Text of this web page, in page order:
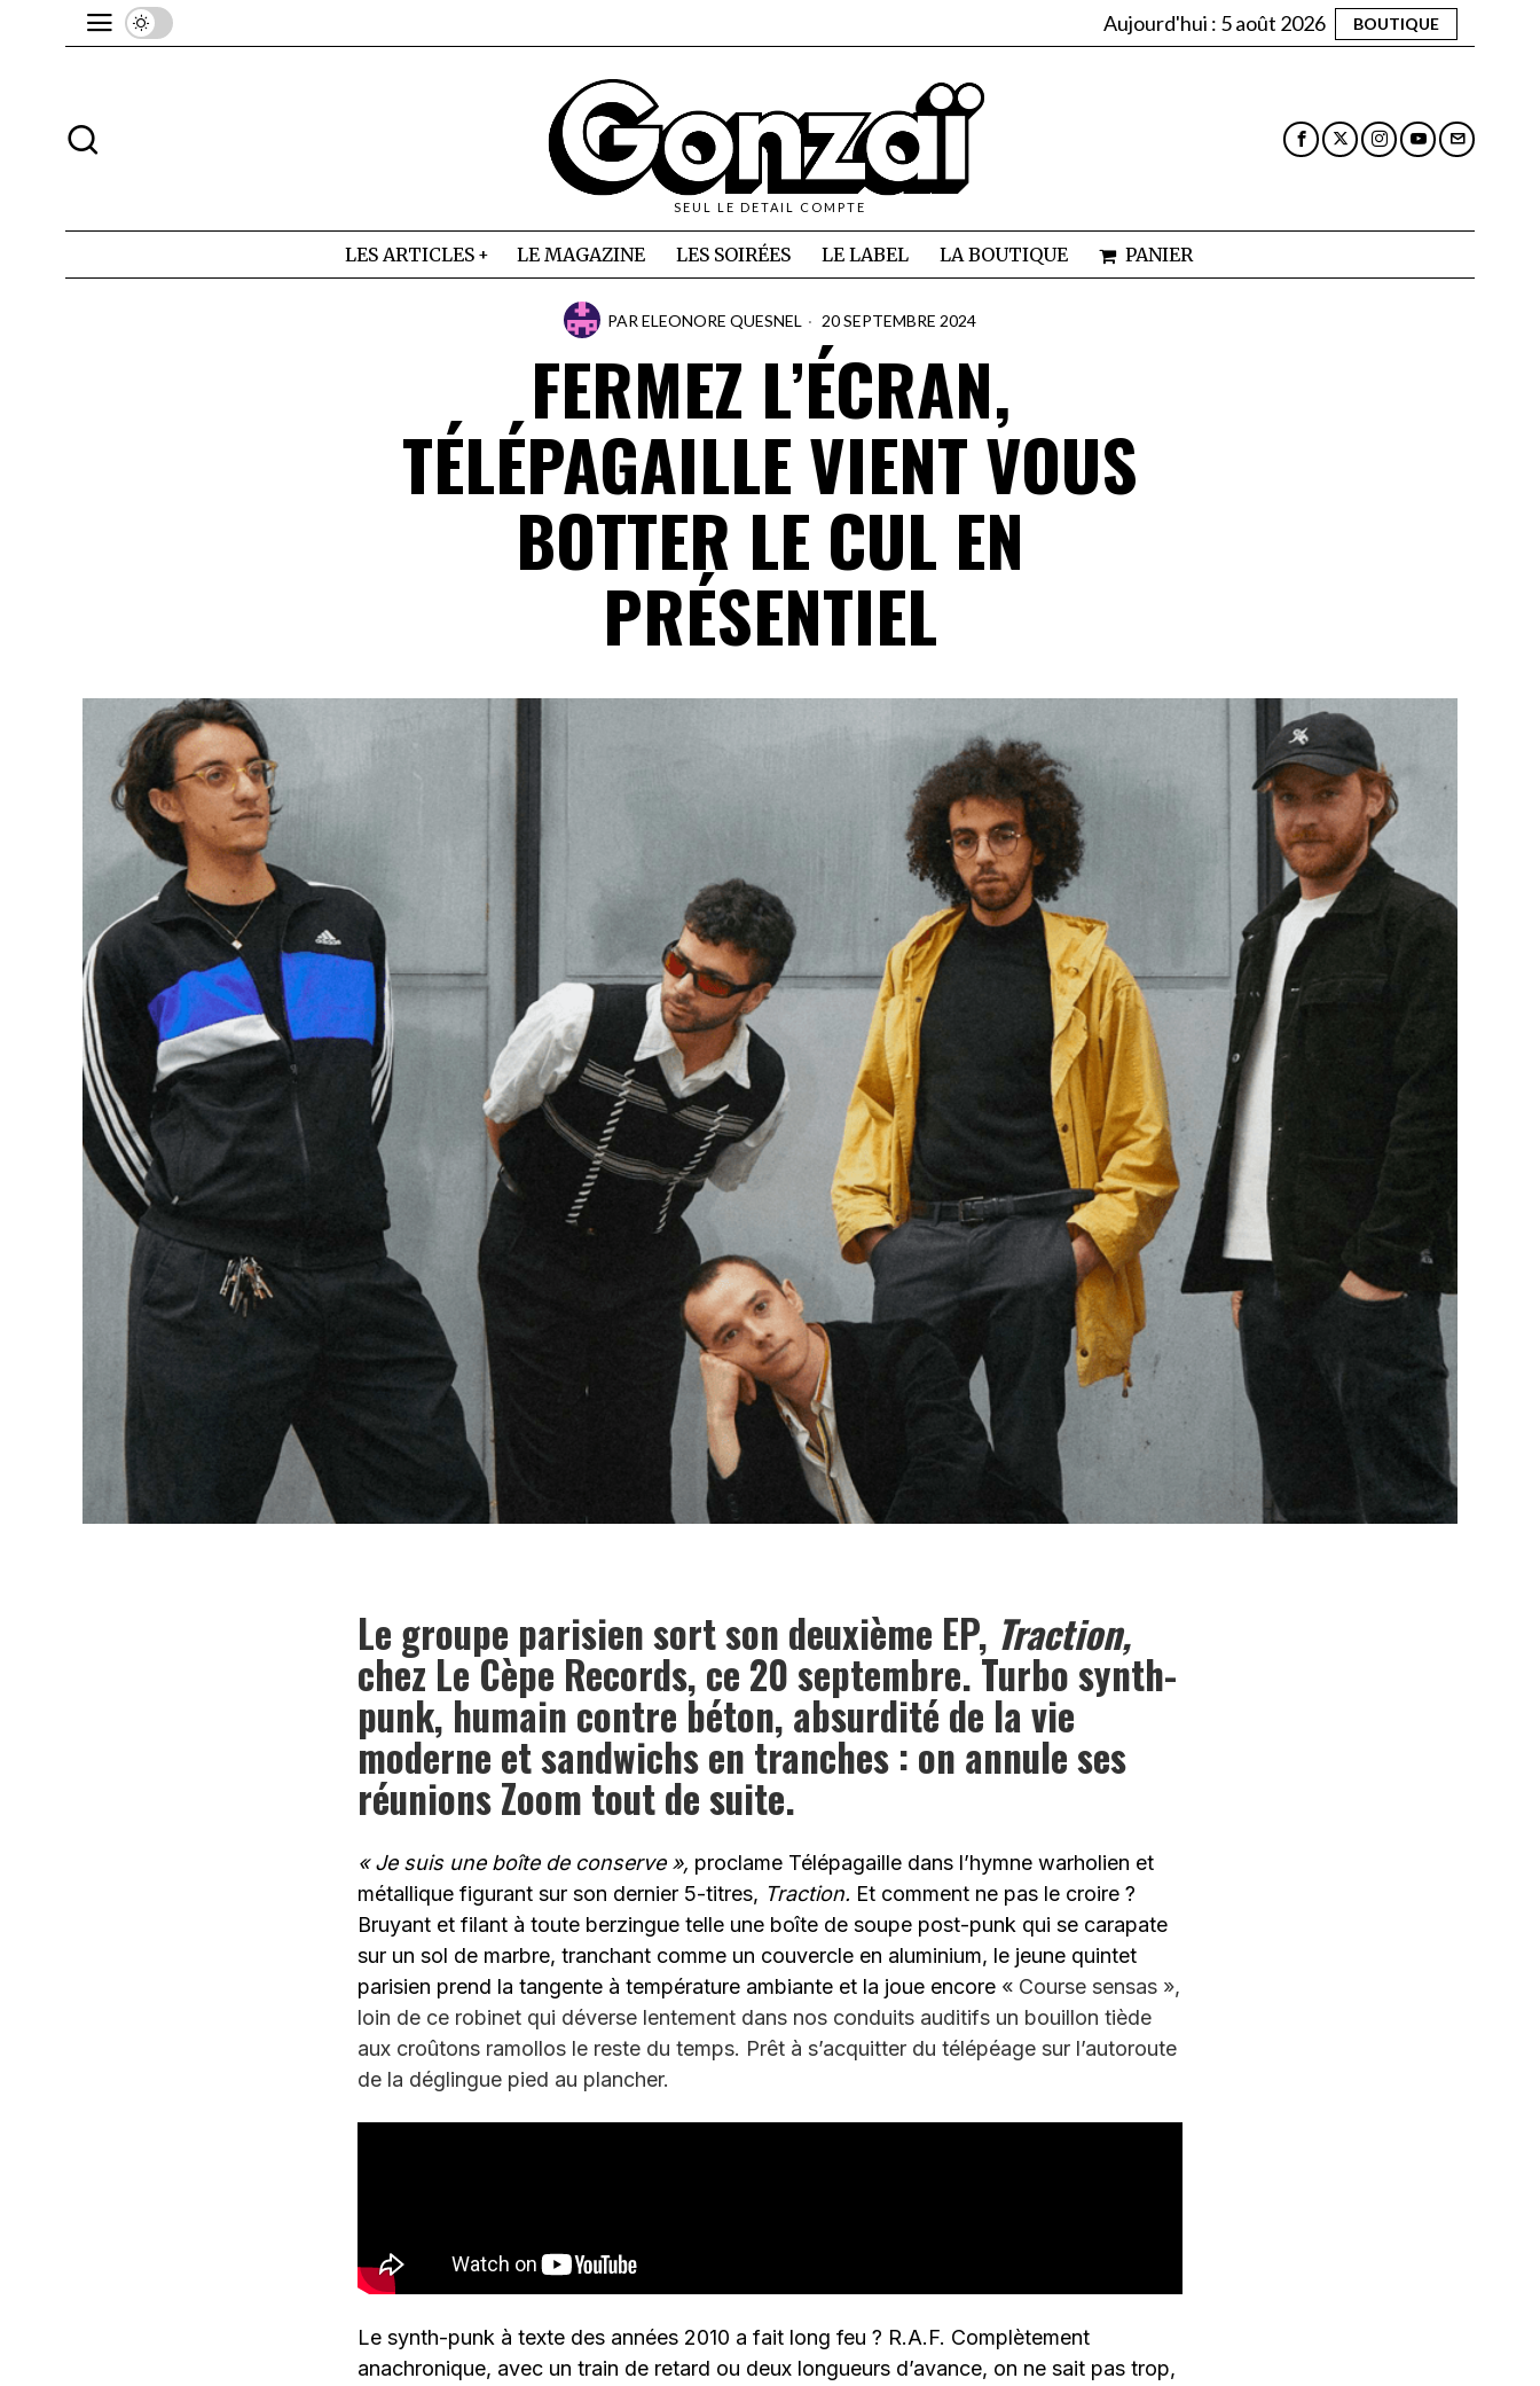
Aujourd'hui : 5 août 2026 BOUTIQUE
SEUL LE DETAIL COMPTE
LES ARTICLES LE MAGAZINE LES SOIRÉES LE LABEL LA BOUTIQUE PANIER
PAR ELEONORE QUESNEL 20 SEPTEMBRE 2024
FERMEZ L’ÉCRAN,
TÉLÉPAGAILLE VIENT VOUS
BOTTER LE CUL EN
PRÉSENTIEL
Le groupe parisien sort son deuxième EP, Traction,
chez Le Cèpe Records, ce 20 septembre. Turbo synth-
punk, humain contre béton, absurdité de la vie
moderne et sandwichs en tranches : on annule ses
réunions Zoom tout de suite.
« Je suis une boîte de conserve », proclame Télépagaille dans l’hymne warholien et
métallique figurant sur son dernier 5-titres, Traction. Et comment ne pas le croire ?
Bruyant et filant à toute berzingue telle une boîte de soupe post-punk qui se carapate
sur un sol de marbre, tranchant comme un couvercle en aluminium, le jeune quintet
parisien prend la tangente à température ambiante et la joue encore « Course sensas »,
loin de ce robinet qui déverse lentement dans nos conduits auditifs un bouillon tiède
aux croûtons ramollos le reste du temps. Prêt à s’acquitter du télépéage sur l’autoroute
de la déglingue pied au plancher.
Le synth-punk à texte des années 2010 a fait long feu ? R.A.F. Complètement
anachronique, avec un train de retard ou deux longueurs d’avance, on ne sait pas trop,